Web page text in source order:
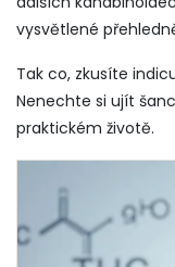
vysvětlené
Tak co, zkusíte
Nenechte si ujít
praktickém životě.